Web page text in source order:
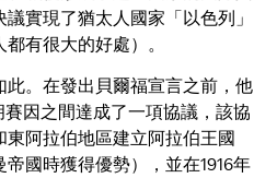
實現了猶太人國家「以色列」
有很大的好處）。
。在發出貝爾福宣言之前，他
因之間達成了一項協議，該協
阿拉伯地區建立阿拉伯王國
帝國時獲得優勢），並在1916年